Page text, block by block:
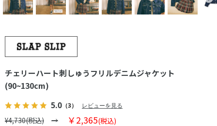
チェリーハート刺しゅうフリルデニムジャケット
(90~130cm)
5.0 （3） レビューを見る
¥4,730(税込) ￥2,365(税込)